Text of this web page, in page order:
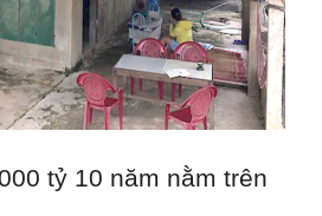
tỷ 10 năm nằm trên